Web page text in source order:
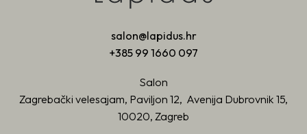
salon@lapidus.hr
+385 99 1660 097
Salon
Zagrebački velesajam, Paviljon 12, Avenija Dubrovnik 15,
10020, Zagreb